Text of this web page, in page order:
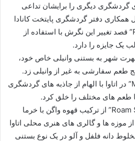
گردشگری دیگری را برایشان تداعی
دفتر گردشگری پایتخت کانادا
با آژانس تبلیغاتی “Rethink” قصد تغییر این نگرش با استفاده از
جایزه را دارد.
شهر به بستنی وانیلی خاص خود،
طعم سفارشی به غیر از وانیلی زد.
رستوران کوچک “Moo Shu” در اتاوا با الهام از جاذبه های گردشگری
طعم های مختلف را خلق کرد.
برای مثال، “Roam Sweet Roam” از ترکیب قهوه واگن با خرما
موزه ها و گالری های هنری محلی اتاوا
دانه فلفل و آلو در یک نوع بستنی